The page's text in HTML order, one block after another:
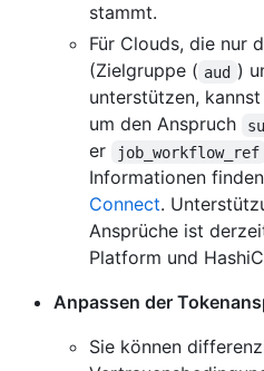
stammt.
Für Clouds, die nur
(Zielgruppe ( aud )
unterstützen,
um den Anspruch
er
job_workflow_ref
Informationen
Connect.
Ansprüche ist
Platform und
Anpassen der
Sie können